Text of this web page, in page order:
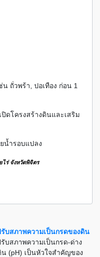
ถั่วพร้า, ปอเทือง ก่อน 1
ดโครงสร้างดินและเสริม
น้ำรอบแปลง
ร่ จังหวัดพิจิตร
บสภาพความเป็นกรดของดิน
รับสภาพความเป็นกรด-ด่าง
(pH) เป็นหัวใจสำคัญของ